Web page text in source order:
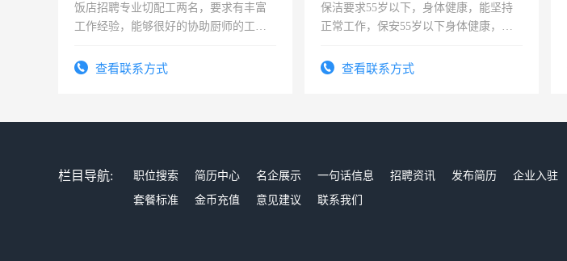
饭店招聘专业切配工两名，要求有丰富
工作经验，能够很好的协助厨师的工
4500。查看联系方式
保洁要求55岁以下，身体健康，能坚持
正常工作，保安55岁以下身体健康，有
录，客服要求45岁以下高中以上文化，
查看联系方式
栏目导航: 职位搜索 简历中心 名企展示 一句话信息 招聘资讯 发布简历 企业入驻
套餐标准
金币充值 意见建议 联系我们